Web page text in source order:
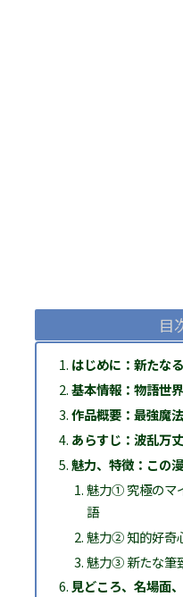
目
はじめに：新たな
基本情報：物語世
作品概要：最強魔
あらすじ：波乱万
魅力、特徴：この
魅力① 究極のマ
語
魅力② 知的好奇
魅力③ 新たな筆
見どころ、名場面